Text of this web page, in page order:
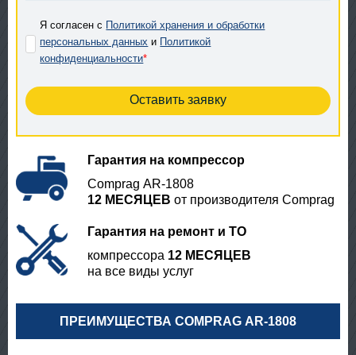
Я согласен с Политикой хранения и обработки
персональных данных и Политикой
конфиденциальности*
Гарантия на компрессор
Comprag АR-1808
12 МЕСЯЦЕВ от производителя Comprag
Гарантия на ремонт и ТО
компрессора 12 МЕСЯЦЕВ
на все виды услуг
ПРЕИМУЩЕСТВА COMPRAG АR-1808